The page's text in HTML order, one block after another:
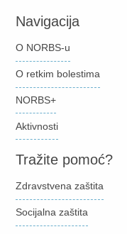
Navigacija
O NORBS-u
O retkim bolestima
NORBS+
Aktivnosti
Tražite pomoć?
Zdravstvena zaštita
Socijalna zaštita